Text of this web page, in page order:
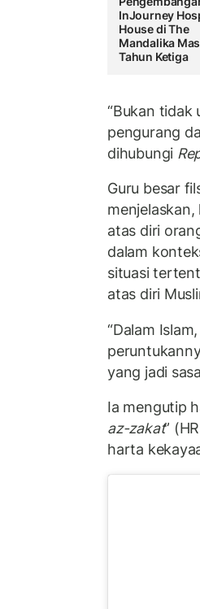
InJourney
House di The
Mandalika
Tahun Ketiga
“Bukan tidak
pengurang
dihubungi
Guru besar
atas diri
dalam
situasi
atas diri
“Dalam
yang jadi
Ia mengutip
az-zakat”
harta